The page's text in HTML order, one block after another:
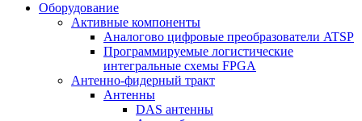
Оборудование
Активные компоненты
Аналогово цифровые преобразователи ATSP
Программируемые логистические
интегральные схемы FPGA
Антенно-фидерный тракт
Антенны
DAS антенны